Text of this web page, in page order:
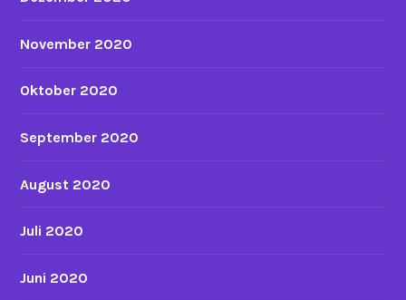
November 2020
Oktober 2020
September 2020
August 2020
Juli 2020
Juni 2020